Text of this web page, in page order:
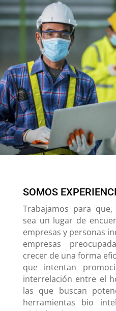
SOMOS
Trabajamos para que,
sea un lugar de
empresas y personas
empresas
crecer de una forma
que intentan
interrelación entre el
las que buscan
herramientas bio